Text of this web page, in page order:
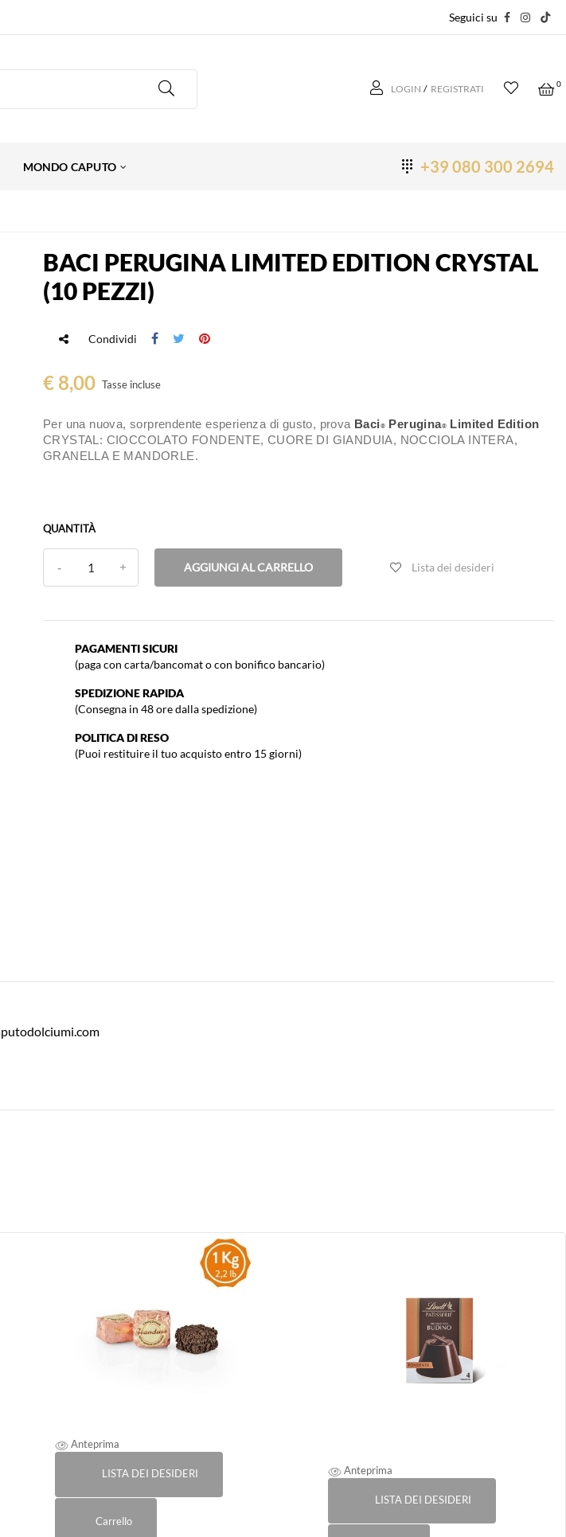
Seguici su
LOGIN / REGISTRATI 0
MONDO CAPUTO +39 080 300 2694
BACI PERUGINA LIMITED EDITION CRYSTAL
(10 PEZZI)
Condividi
€ 8,00 Tasse incluse
Per una nuova, sorprendente esperienza di gusto, prova Baci ® Perugina® Limited Edition
CRYSTAL: CIOCCOLATO FONDENTE, CUORE DI GIANDUIA, NOCCIOLA INTERA,
GRANELLA E MANDORLE.
QUANTITÀ
AGGIUNGI AL CARRELLO Lista dei desideri
PAGAMENTI SICURI
(paga con carta/bancomat o con bonifico bancario)
SPEDIZIONE RAPIDA
(Consegna in 48 ore dalla spedizione)
POLITICA DI RESO
(Puoi restituire il tuo acquisto entro 15 giorni)
Anteprima
LISTA DEI DESIDERI
Carrello
Anteprima
LISTA DEI DESIDERI